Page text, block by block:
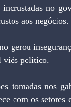
no
aos negócios.
viés político.
com os